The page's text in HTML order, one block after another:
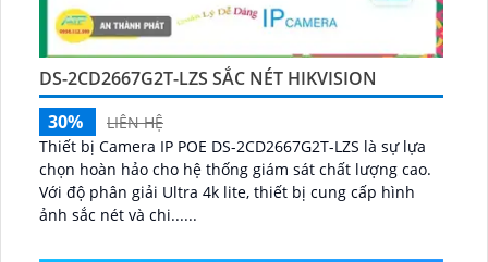
DS-2CD2667G2T-LZS SẮC NÉT HIKVISION
30%
LIÊN HỆ
Thiết bị Camera IP POE DS-2CD2667G2T-LZS là sự lựa
chọn hoàn hảo cho hệ thống giám sát chất lượng cao.
Với độ phân giải Ultra 4k lite, thiết bị cung cấp hình
ảnh sắc nét và chi......